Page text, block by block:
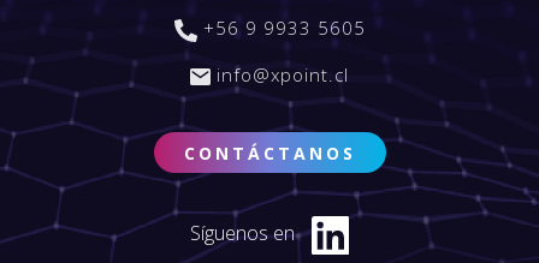
+56 9 9933 5605
info@xpoint.cl
CONTÁCTANOS
Síguenos en